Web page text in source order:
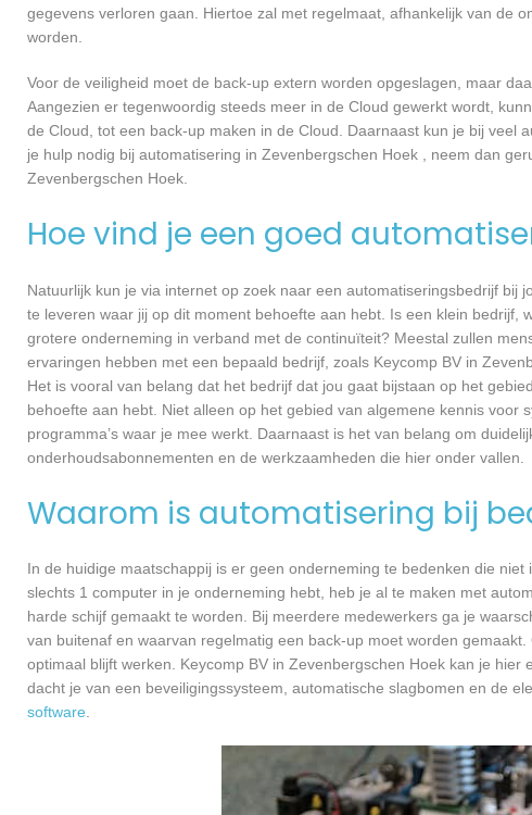
gegevens verloren gaan. Hiertoe zal met regelmaat, afhankelijk van de
worden.
Voor de veiligheid moet de back-up extern worden opgeslagen, maar
Aangezien er tegenwoordig steeds meer in de Cloud gewerkt wordt,
de Cloud, tot een back-up maken in de Cloud. Daarnaast kun je bij veel
je hulp nodig bij automatisering in Zevenbergschen Hoek , neem dan
Zevenbergschen Hoek.
Hoe vind je een goed
Natuurlijk kun je via internet op zoek naar een automatiseringsbedrijf
te leveren waar jij op dit moment behoefte aan hebt. Is een klein
grotere onderneming in verband met de continuïteit? Meestal zullen
ervaringen hebben met een bepaald bedrijf, zoals Keycomp BV in
Het is vooral van belang dat het bedrijf dat jou gaat bijstaan op het
behoefte aan hebt. Niet alleen op het gebied van algemene kennis
programma’s waar je mee werkt. Daarnaast is het van belang om
onderhoudsabonnementen en de werkzaamheden die hier onder vallen.
Waarom is automatisering bij
In de huidige maatschappij is er geen onderneming te bedenken die
slechts 1 computer in je onderneming hebt, heb je al te maken met
harde schijf gemaakt te worden. Bij meerdere medewerkers ga je
van buitenaf en waarvan regelmatig een back-up moet worden
optimaal blijft werken. Keycomp BV in Zevenbergschen Hoek kan je
dacht je van een beveiligingssysteem, automatische slagbomen en de
software